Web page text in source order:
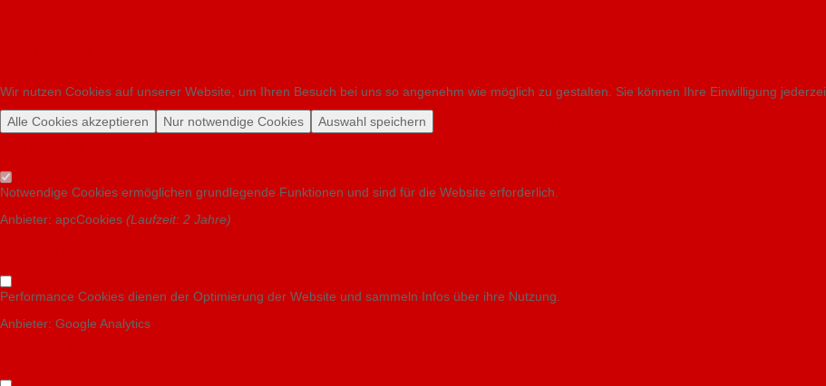
Wir nutzen Cookies auf unserer Website, um Ihren Besuch bei uns so angenehm wie möglich zu gestalten. Sie können Ihre Einwilligung
Alle Cookies akzeptieren Nur notwendige Cookies Auswahl speichern
Notwendige Cookies ermöglichen grundlegende Funktionen und sind für die Website erforderlich.
Anbieter: apcCookies (Laufzeit: 2 Jahre)
Performance Cookies dienen der Optimierung der Website und sammeln Infos über ihre Nutzung.
Anbieter: Google Analytics